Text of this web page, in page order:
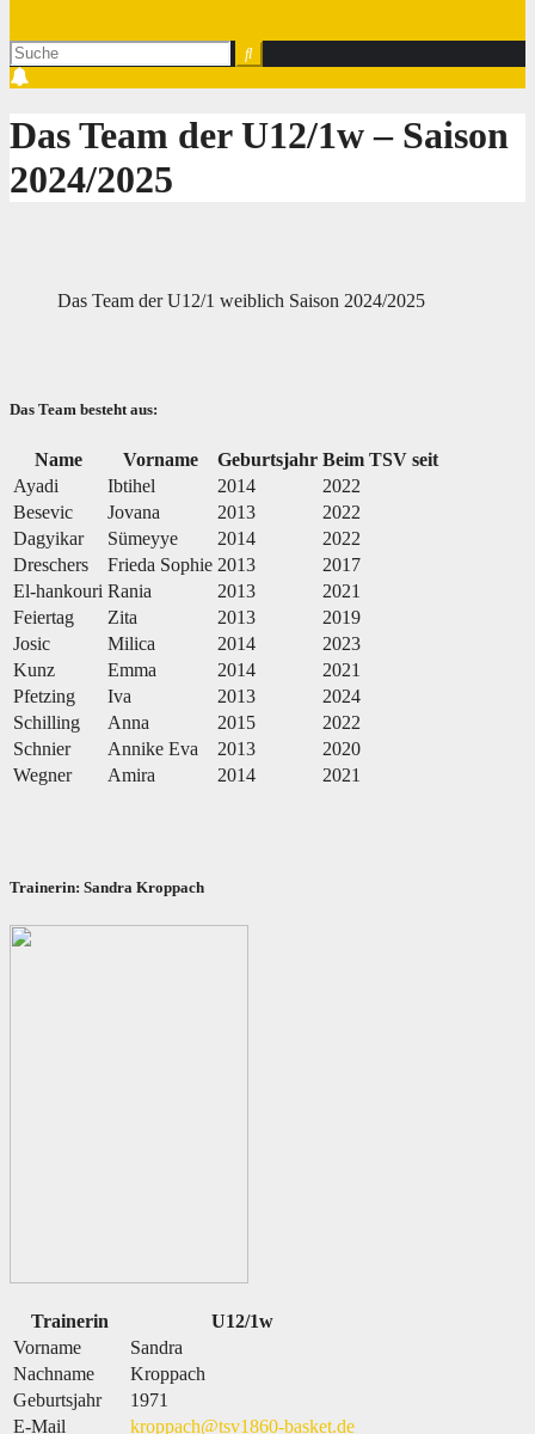
Das Team der U12/1w ‒ Saison
2024/2025
Das Team der U12/1 weiblich Saison 2024/2025
Das Team besteht aus:
Name Vorname Geburtsjahr Beim TSV seit
Ayadi
Ibtihel 2014
2022
Besevic
Jovana 2013
2022
Dagyikar
Sümeyye 2014
2022
Dreschers
Frieda Sophie 2013
2017
El-hankouri Rania 2013
2021
Feiertag
Zita 2013
2019
Josic
Milica 2014
2023
Kunz
Emma 2014
2021
Pfetzing
Iva 2013
2024
Schilling
Anna 2015
2022
Schnier
Annike Eva 2013
2020
Wegner
Amira 2014 2021
Trainerin: Sandra Kroppach
Trainerin
U12/1w
Vorname
Sandra
Nachname
Kroppach
Geburtsjahr
1971
E-Mail
kroppach@tsv1860-basket.de